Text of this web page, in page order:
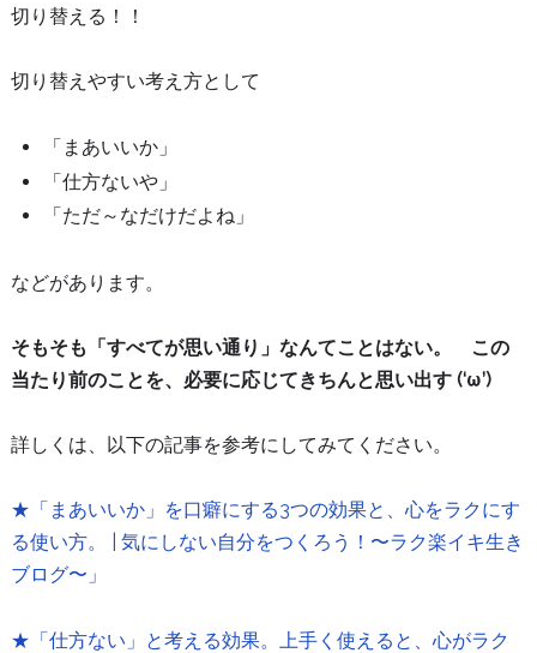
切り替える！！
切り替えやすい考え方として
「まあいいか」
「仕方ないや」
「ただ～なだけだよね」
などがあります。
そもそも「すべてが思い通り」なんてことはない。
この
当たり前のことを、必要に応じてきちんと思い出す (‘ω’)
詳しくは、以下の記事を参考にしてみてください。
★「まあいいか」を口癖にする3つの効果と、心をラクにす
る使い方。 | 気にしない自分をつくろう！〜ラク楽イキ生き
ブログ〜」
★「仕方ない」と考える効果。上手く使えると、心がラク